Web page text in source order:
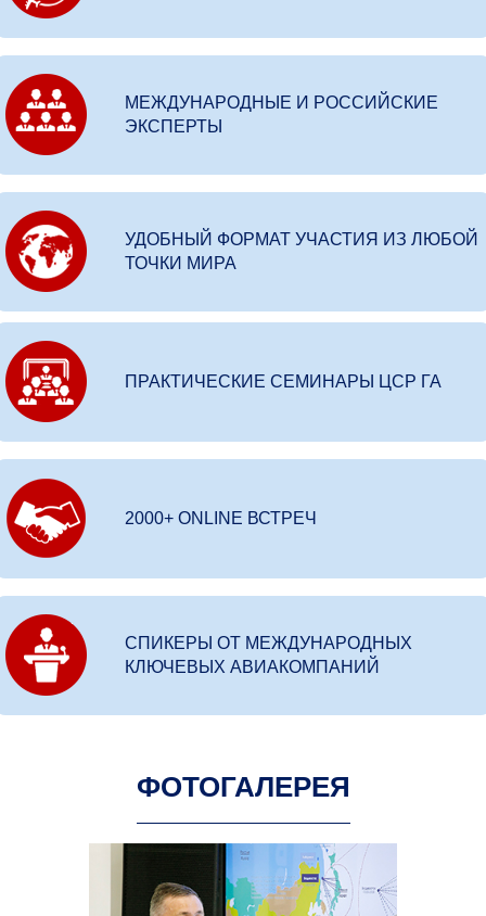
МЕЖДУНАРОДНЫЕ И РОССИЙСКИЕ
ЭКСПЕРТЫ
УДОБНЫЙ ФОРМАТ УЧАСТИЯ ИЗ ЛЮБОЙ
ТОЧКИ МИРА
ПРАКТИЧЕСКИЕ СЕМИНАРЫ ЦСР ГА
2000+ ONLINE ВСТРЕЧ
СПИКЕРЫ ОТ МЕЖДУНАРОДНЫХ
КЛЮЧЕВЫХ АВИАКОМПАНИЙ
ФОТОГАЛЕРЕЯ